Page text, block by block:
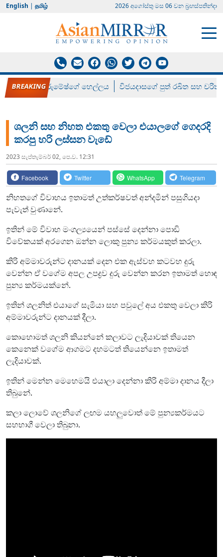
English | தமிழ் 2026 අගෝස්‍තු මස 06 වන බ්‍රහස්පතින්දා
රන් ගෙනා රුමේෂ්ගේ හෙල්ලය විජයදාසගේ පුත් රඛිත සහ චරිත්
ශලනි සහ නිහත එකතු වෙලා එයාලගේ ගෙදරදි
කරපු හරි ලස්සන වැඩේ
2023 සැප්‍තැම්‍බර් 02, පෙ.ව. 12:31
Facebook Twitter WhatsApp Telegram
නිහතගේ විවාහය ඉතාමත් උත්කර්ෂවත් අන්දමින් පසුගියදා
පැවැත් වුණානේ.
ඉතින් මේ විවාහ මංගල්‍යයෙන් පස්සේ දෙන්නා පොඩි
විවේකයක් අරගෙන ඔන්න ලොකු පුන්‍ය කර්මයකුත් කරලා.
කිරි අම්මාවරුන්ට දානයක් දෙන එක ඇස්වහ කටවහ දුරු
වෙන්න ඒ වගේම අපල උපද්‍රව දුරු වෙන්න කරන ඉතාමත් හොඳ
පුන්‍ය කර්මයක්නේ.
ඉතින් ශලනිත් එයාගේ සැමියා සහ පවුලේ අය එකතු වෙලා කිරි
අම්මාවරුන්ට දානයක් දීලා.
කොහොමත් ශලනි කියන්නේ කලාවට ලැදියාවක් තියෙන
කෙනෙක් වගේම ආගමට දහමටත් තියෙන්නෙ ඉතාමත්
ලැදියාවක්.
ඉතින් මෙන්න මෙහෙමයි එයාලා දෙන්නා කිරි අම්මා දානය දීලා
තිබුනේ.
කලා ලොවේ ශලනිගේ ලඟම යහලුවොත් මේ පුන්‍යකර්මයට
සහභාගී වෙලා තිබුනා.